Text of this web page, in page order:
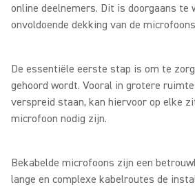
online deelnemers. Dit is doorgaans te
onvoldoende dekking van de
De essentiële eerste stap is om te
gehoord wordt. Vooral in grotere
verspreid staan, kan hiervoor op elke
microfoon nodig zijn.
Bekabelde microfoons zijn een
lange en complexe kabelroutes de